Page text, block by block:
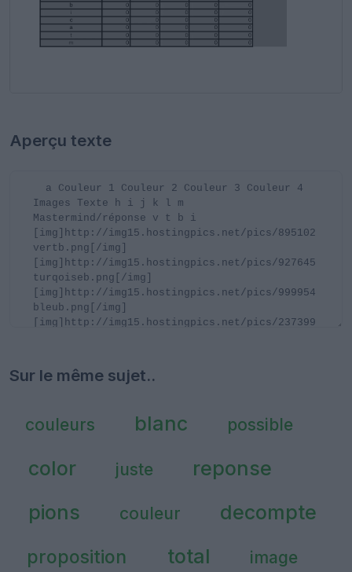
Aperçu texte
Sur le même sujet..
couleurs blanc possible
color juste
reponse
pions
couleur decompte
proposition total image